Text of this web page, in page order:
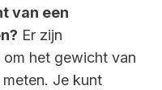
van een
Er zijn
om het gewicht van
Je kunt